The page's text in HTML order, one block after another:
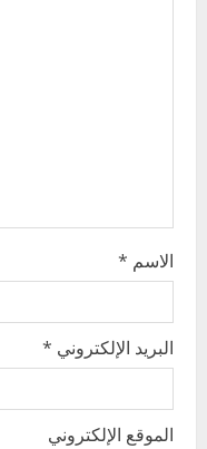
الاسم *
البريد الإلكتروني *
الموقع الإلكتروني